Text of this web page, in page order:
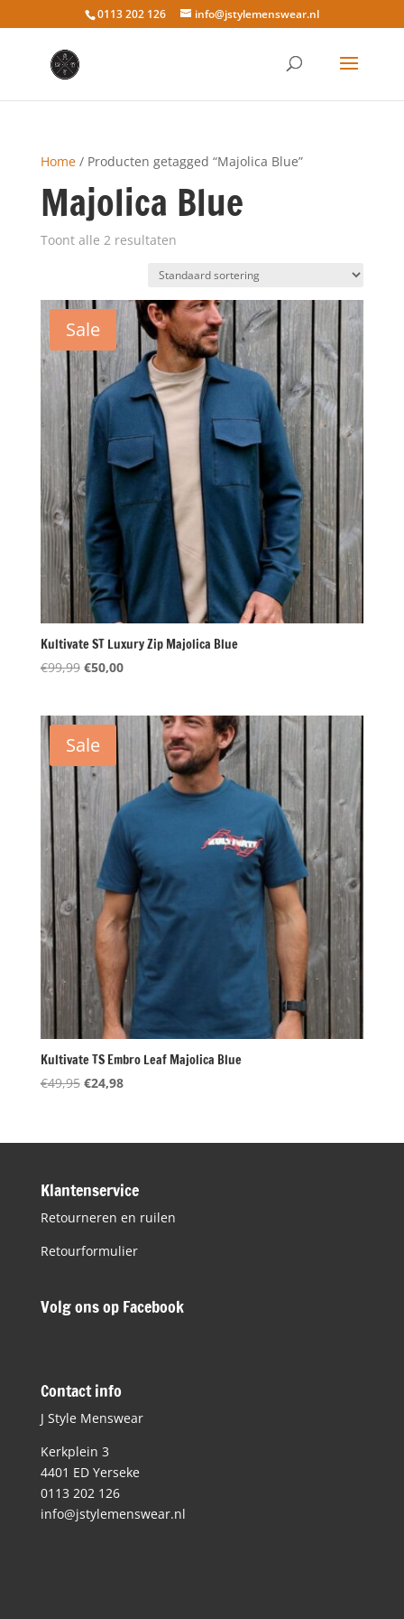
0113 202 126 info@jstylemenswear.nl
Home/ Producten getagged “Majolica Blue”
Majolica Blue
Toont alle 2 resultaten
Sale
Kultivate ST Luxury Zip Majolica Blue
€99,99 Oorspronkelijke
€99,99.
€50,00Huidige
€50,00.
Sale
Kultivate TS Embro Leaf Majolica Blue
€49,95 Oorspronkelijke
€49,95.
€24,98Huidige
€24,98.
Klantenservice
Retourneren en ruilen
Retourformulier
Volg ons op Facebook
Contact info
J Style Menswear
Kerkplein 3
4401 ED Yerseke
0113 202 126
info@jstylemenswear.nl